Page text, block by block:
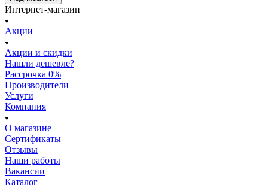
Интернет-магазин
Акции
Акции и скидки
Нашли дешевле?
Рассрочка 0%
Производители
Услуги
Компания
О магазине
Сертификаты
Отзывы
Наши работы
Вакансии
Каталог